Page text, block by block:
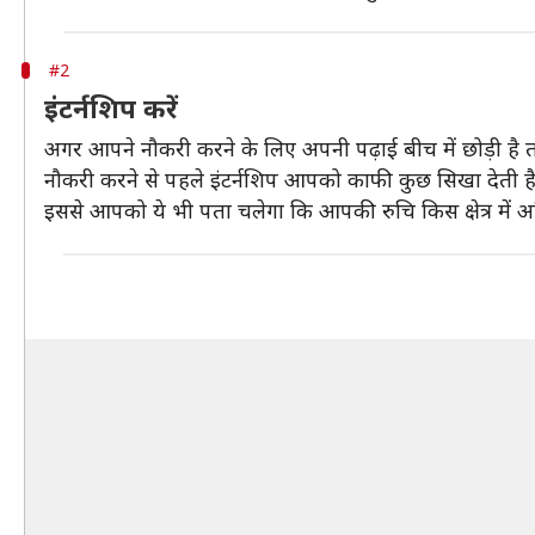
#2
इंटर्नशिप करें
अगर आपने नौकरी करने के लिए अपनी पढ़ाई बीच में छोड़ी है
नौकरी करने से पहले इंटर्नशिप आपको काफी कुछ सिखा
इससे आपको ये भी पता चलेगा कि आपकी रुचि किस क्षेत्र में